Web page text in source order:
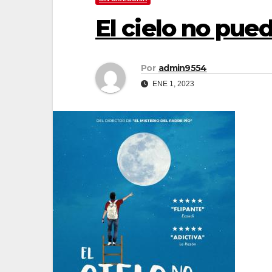
El cielo no
Por admin9554
ENE 1, 2023